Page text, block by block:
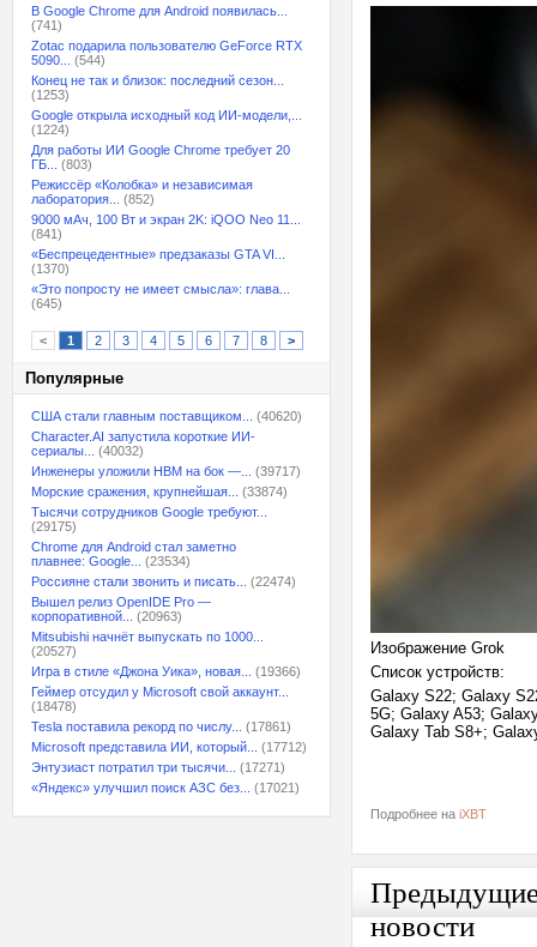
В Google Chrome для Android появилась...
(741)
Zotac подарила пользователю GeForce RTX
5090...
(544)
Конец не так и близок: последний сезон...
(1253)
Google открыла исходный код ИИ-модели,...
(1224)
Для работы ИИ Google Chrome требует 20
ГБ...
(803)
Режиссёр «Колобка» и независимая
лаборатория...
(852)
9000 мАч, 100 Вт и экран 2K: iQOO Neo 11...
(841)
«Беспрецедентные» предзаказы GTA VI...
(1370)
«Это попросту не имеет смысла»: глава...
(645)
< 1 2 3 4 5 6 7 8 >
Популярные
США стали главным поставщиком...
(40620)
Character.AI запустила короткие ИИ-
сериалы...
(40032)
Инженеры уложили HBM на бок —...
(39717)
Морские сражения, крупнейшая...
(33874)
Тысячи сотрудников Google требуют...
(29175)
Chrome для Android стал заметно
плавнее: Google...
(23534)
Россияне стали звонить и писать...
(22474)
Вышел релиз OpenIDE Pro —
корпоративной...
(20963)
Mitsubishi начнёт выпускать по 1000...
(20527)
Игра в стиле «Джона Уика», новая...
(19366)
Геймер отсудил у Microsoft свой аккаунт...
(18478)
Tesla поставила рекорд по числу...
(17861)
Microsoft представила ИИ, который...
(17712)
Энтузиаст потратил три тысячи...
(17271)
«Яндекс» улучшил поиск АЗС без...
(17021)
Изображение Grok
Список устройств:
Galaxy S22; Galaxy
5G; Galaxy A53;
Galaxy Tab S8+;
Подробнее на iXBT
новости